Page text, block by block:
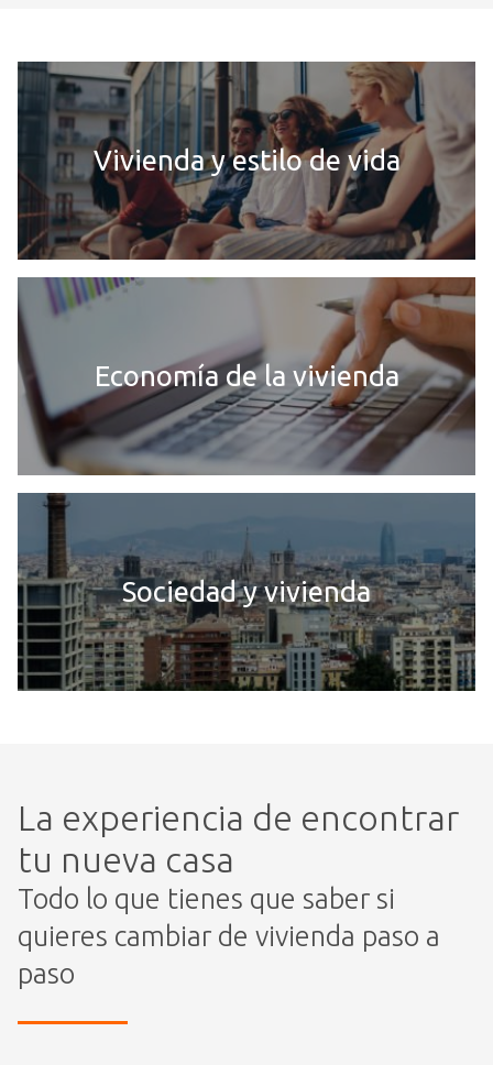
Vivienda y estilo de vida
Economía de la vivienda
Sociedad y vivienda
La experiencia de encontrar
tu nueva casa
Todo lo que tienes que saber si
quieres cambiar de vivienda paso a
paso